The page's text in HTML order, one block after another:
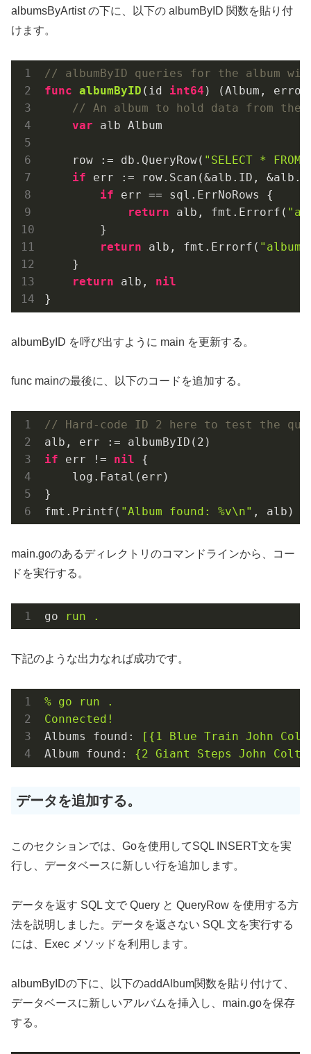
albumsByArtist の下に、以下の albumByID 関数を貼り付
けます。
// albumByID queries for the album
func albumByID (id int64 )
(Album,
// An album to hold data from the
var alb Album
    row := db.QueryRow(
"SELECT *
if err := row.Scan(&alb.ID,
if err == sql.ErrNoRows {
return alb, fmt.Errorf(
        }
return alb, fmt.Errorf(
    }
return alb, nil
}
albumByID を呼び出すように main を更新する。
func mainの最後に、以下のコードを追加する。
// Hard-code ID 2 here to test the
alb, err := albumByID( 2
if err != nil {
    log.Fatal(err)
}
fmt.Printf( "Album found: %v\n" , alb)
main.goのあるディレクトリのコマンドラインから、コー
ドを実行する。
go run .
下記のような出力なれば成功です。
% go run
.
Connected!
Albums found:
[{1 Blue Train John
Album found:
{2 Giant Steps John
データを追加する。
このセクションでは、Goを使用してSQL INSERT文を実
行し、データベースに新しい行を追加します。
データを返す SQL 文で Query と QueryRow を使用する方
法を説明しました。データを返さない SQL 文を実行する
には、Exec メソッドを利用します。
albumByIDの下に、以下のaddAlbum関数を貼り付けて、
データベースに新しいアルバムを挿入し、main.goを保存
する。